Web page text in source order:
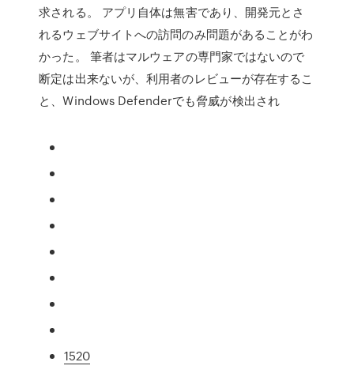
求される。 アプリ自体は無害であり、開発元とさ
れるウェブサイトへの訪問のみ問題があることがわ
かった。 筆者はマルウェアの専門家ではないので
断定は出来ないが、利用者のレビューが存在するこ
と、Windows Defenderでも脅威が検出され
1520